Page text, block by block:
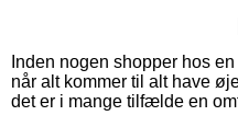
Inden nogen shopper hos
når alt kommer til alt have
det er i mange tilfælde en